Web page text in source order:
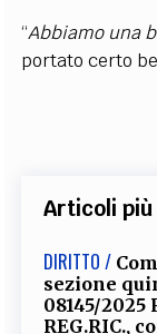
“Abbiamo una
portato certo
Articoli
DIRITTO /
sezione
08145/2025
REG.RIC.,